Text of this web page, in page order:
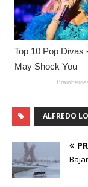
ALFREDO